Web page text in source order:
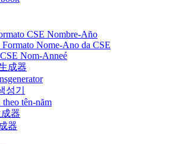
CSE Nombre-Año
Formato Nome-Ano da CSE
Nom-Anneé
成器
성기
tên-năm
器
器